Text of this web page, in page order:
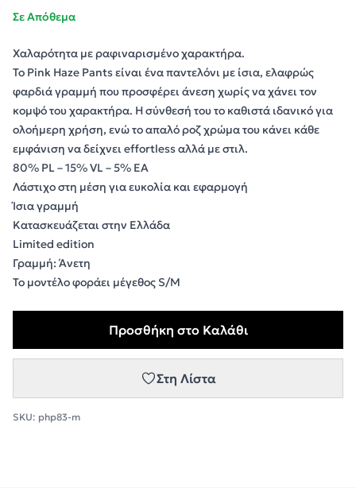
Σε Απόθεμα
Χαλαρότητα με ραφιναρισμένο χαρακτήρα.
Το Pink Haze Pants είναι ένα παντελόνι με ίσια, ελαφρώς
φαρδιά γραμμή που προσφέρει άνεση χωρίς να χάνει τον
κομψό του χαρακτήρα. Η σύνθεσή του το καθιστά ιδανικό για
ολοήμερη χρήση, ενώ το απαλό ροζ χρώμα του κάνει κάθε
εμφάνιση να δείχνει effortless αλλά με στιλ.
80% PL – 15% VL – 5% EA
Λάστιχο στη μέση για ευκολία και εφαρμογή
Ίσια γραμμή
Κατασκευάζεται στην Ελλάδα
Limited edition
Γραμμή: Άνετη
Το μοντέλο φοράει μέγεθος S/M
Προσθήκη στο Καλάθι
Στη Λίστα
SKU: php83-m